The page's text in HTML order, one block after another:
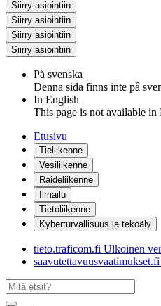
Siirry asiointiin
Siirry asiointiin
Siirry asiointiin
Siirry asiointiin
På svenska
Denna sida finns inte på
In English
This page is not available in
Etusivu
Tieliikenne
Vesiliikenne
Raideliikenne
Ilmailu
Tietoliikenne
Kyberturvallisuus ja tekoäly
tieto.traficom.fi Ulkoinen
saavutettavuusvaatimukset.fi